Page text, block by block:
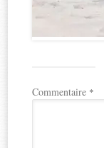
Commentaire *